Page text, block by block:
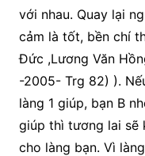
với nhau. Quay lại
cảm là tốt, bền chí
Đức ,Lương Văn
-2005- Trg 82) ).
làng 1 giúp, bạn B
giúp thì tương lai sẽ
cho làng bạn. Vì